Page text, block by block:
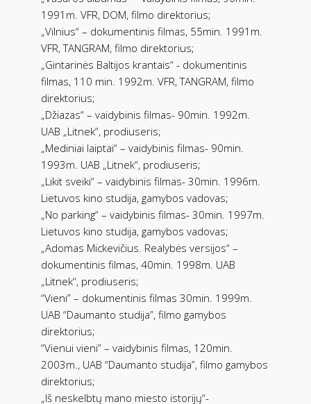
1991m. VFR, DOM, filmo direktorius;
„Vilnius“ – dokumentinis filmas, 55min. 1991m.
VFR, TANGRAM, filmo direktorius;
„Gintarinės Baltijos krantais“ - dokumentinis
filmas, 110 min. 1992m. VFR, TANGRAM, filmo
direktorius;
„Džiazas“ – vaidybinis filmas- 90min. 1992m.
UAB „Litnek“, prodiuseris;
„Mediniai laiptai“ – vaidybinis filmas- 90min.
1993m. UAB „Litnek“, prodiuseris;
„Likit sveiki“ – vaidybinis filmas- 30min. 1996m.
Lietuvos kino studija, gamybos vadovas;
„No parking“ – vaidybinis filmas- 30min. 1997m.
Lietuvos kino studija, gamybos vadovas;
„Adomas Mickevičius. Realybės versijos“ –
dokumentinis filmas, 40min. 1998m. UAB
„Litnek“, prodiuseris;
“Vieni” – dokumentinis filmas 30min. 1999m.
UAB “Daumanto studija”, filmo gamybos
direktorius;
“Vienui vieni” – vaidybinis filmas, 120min.
2003m., UAB “Daumanto studija”, filmo gamybos
direktorius;
„Iš neskelbtų mano miesto istorijų“-